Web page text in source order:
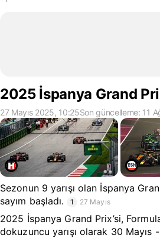
2025 İspanya Grand
27 Mayıs 2025, 10:25Son güncelleme: 11
Sezonun 9 yarışı olan İspanya
sayım başladı.
1 27 Mayıs
2025 İspanya Grand Prix’si,
dokuzuncu yarışı olarak 30 Mayıs